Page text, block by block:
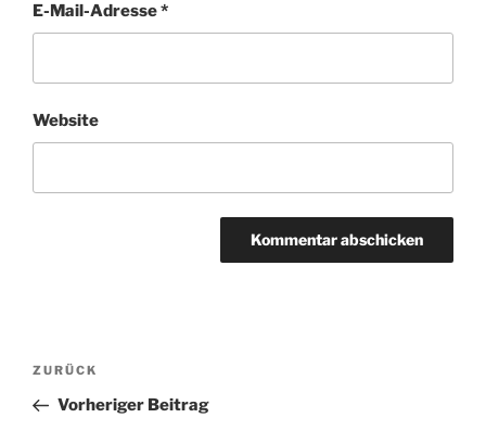
E-Mail-Adresse*
Website
Beitragsnavigation
Vorheriger
Beitrag
ZURÜCK
Vorheriger Beitrag